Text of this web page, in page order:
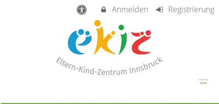
Anmelden Registrierung